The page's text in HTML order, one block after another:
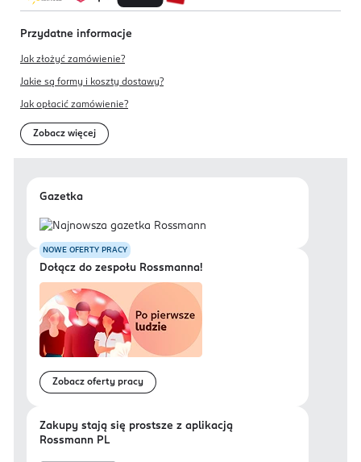
Przydatne informacje
Jak złożyć zamówienie?
Jakie są formy i koszty dostawy?
Jak opłacić zamówienie?
Zobacz więcej
Gazetka
NOWE OFERTY PRACY
Dołącz do zespołu Rossmanna!
Zobacz oferty pracy
Zakupy stają się prostsze z aplikacją
Rossmann PL